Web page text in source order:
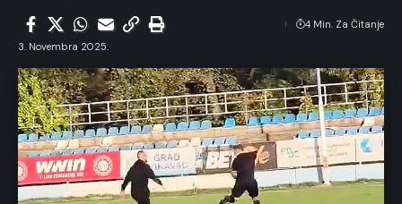
3. Novembra 2025.
4 Min. Za Čitanje